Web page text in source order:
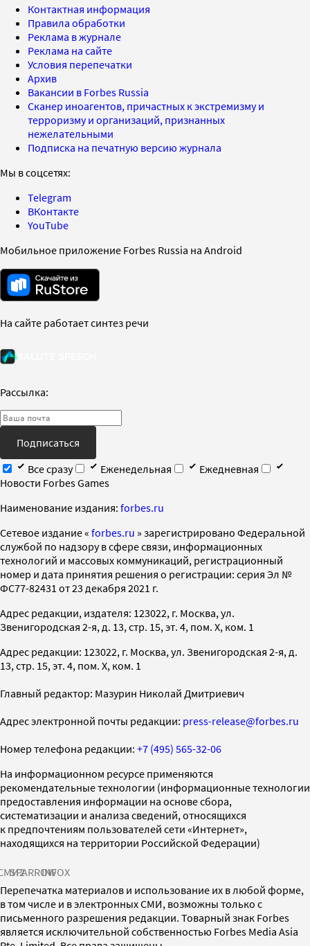
Контактная информация
Правила обработки
Реклама в журнале
Реклама на сайте
Условия перепечатки
Архив
Вакансии в Forbes Russia
Сканер иноагентов, причастных к экстремизму и
терроризму и организаций, признанных
нежелательными
Подписка на печатную версию журнала
Мы в соцсетях:
Telegram
ВКонтакте
YouTube
Мобильное приложение Forbes Russia на Android
На сайте работает синтез речи
Рассылка:
Подписаться
Все сразу
Еженедельная
Ежедневная
Новости Forbes Games
Наименование издания: forbes.ru
Cетевое издание « forbes.ru » зарегистрировано Федеральной
службой по надзору в сфере связи, информационных
технологий и массовых коммуникаций, регистрационный
номер и дата принятия решения о регистрации: серия Эл №
ФС77-82431 от 23 декабря 2021 г.
Адрес редакции, издателя: 123022, г. Москва, ул.
Звенигородская 2-я, д. 13, стр. 15, эт. 4, пом. X, ком. 1
Адрес редакции: 123022, г. Москва, ул. Звенигородская 2-я, д.
13, стр. 15, эт. 4, пом. X, ком. 1
Главный редактор: Мазурин Николай Дмитриевич
Адрес электронной почты редакции: press-release@forbes.ru
Номер телефона редакции: +7 (495) 565-32-06
На информационном ресурсе применяются
рекомендательные технологии (информационные технологии
предоставления информации на основе сбора,
систематизации и анализа сведений, относящихся
к предпочтениям пользователей сети «Интернет»,
находящихся на территории Российской Федерации)
SPARROWINFOX
Перепечатка материалов и использование их в любой форме,
в том числе и в электронных СМИ, возможны только с
письменного разрешения редакции. Товарный знак Forbes
является исключительной собственностью Forbes Media Asia